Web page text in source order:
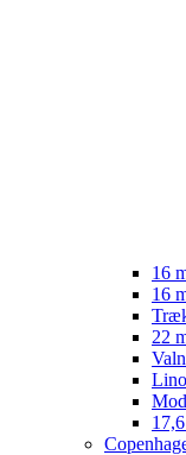
16
16
22